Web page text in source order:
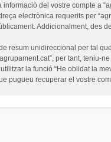
informació del vostre compte
electrònica requerits per
Addicionalment, des
resum unidireccional per tal
per tant, teniu-
la funció “He oblidat la
pugueu recuperar el vostre